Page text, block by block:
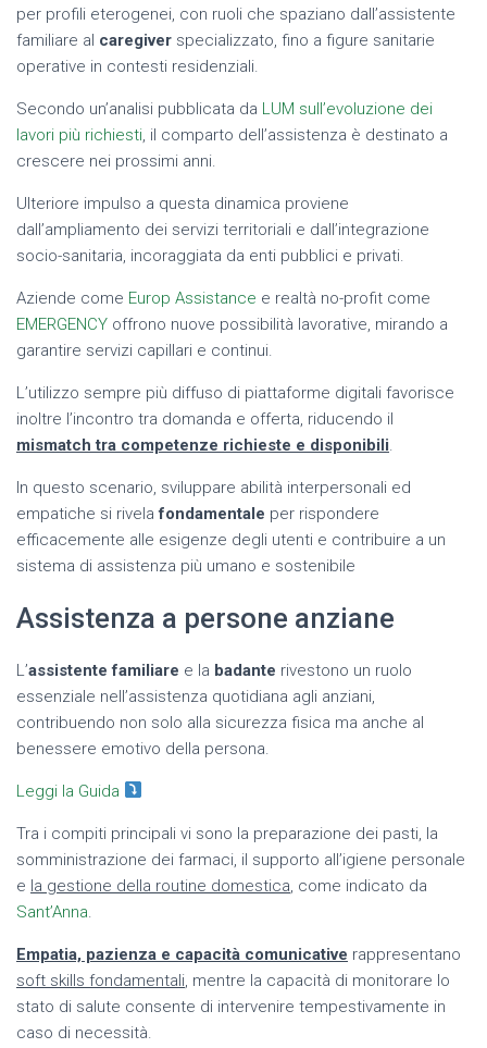
per profili eterogenei, con ruoli che spaziano dall’assistente
familiare al caregiver specializzato, fino a figure sanitarie
operative in contesti residenziali.
Secondo un’analisi pubblicata da LUM sull’evoluzione dei
lavori più richiesti, il comparto dell’assistenza è destinato a
crescere nei prossimi anni.
Ulteriore impulso a questa dinamica proviene
dall’ampliamento dei servizi territoriali e dall’integrazione
socio-sanitaria, incoraggiata da enti pubblici e privati.
Aziende come Europ Assistance e realtà no-profit come
EMERGENCY offrono nuove possibilità lavorative, mirando a
garantire servizi capillari e continui.
L’utilizzo sempre più diffuso di piattaforme digitali favorisce
inoltre l’incontro tra domanda e offerta, riducendo il
mismatch tra competenze richieste e disponibili.
In questo scenario, sviluppare abilità interpersonali ed
empatiche si rivelafondamentale per rispondere
efficacemente alle esigenze degli utenti e contribuire a un
sistema di assistenza più umano e sostenibile
Assistenza a persone anziane
L’assistente familiare e la badante rivestono un ruolo
essenziale nell’assistenza quotidiana agli anziani,
contribuendo non solo alla sicurezza fisica ma anche al
benessere emotivo della persona.
Leggi la Guida
Tra i compiti principali vi sono la preparazione dei pasti, la
somministrazione dei farmaci, il supporto all’igiene personale
e la gestione della routine domestica, come indicato da
Sant’Anna.
Empatia, pazienza e capacità comunicative rappresentano
soft skills fondamentali, mentre la capacità di monitorare lo
stato di salute consente di intervenire tempestivamente in
caso di necessità.